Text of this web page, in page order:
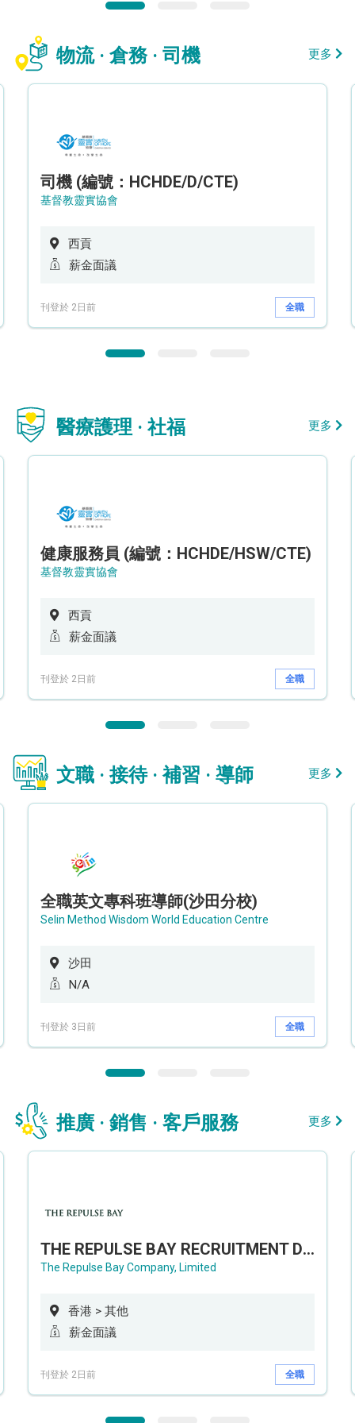
物流 · 倉務 · 司機 更多
司機 (編號：HCHDE/D/CTE)
基督教靈實協會
西貢
薪金面議
刊登於 2日前 全職
醫療護理 · 社福 更多
健康服務員 (編號：HCHDE/HSW/CTE)
基督教靈實協會
西貢
薪金面議
刊登於 2日前 全職
文職 · 接待 · 補習 · 導師 更多
全職英文專科班導師(沙田分校)
Selin Method Wisdom World Education Centre
沙田
N/A
刊登於 3日前 全職
推廣 · 銷售 · 客戶服務 更多
THE REPULSE BAY RECRUITMENT DAY 淺水灣影灣園人才招聘會
The Repulse Bay Company, Limited
香港 > 其他
薪金面議
刊登於 2日前 全職